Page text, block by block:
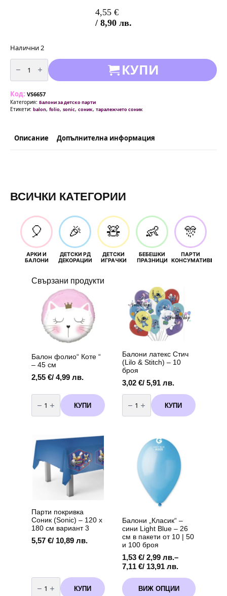
4,55 €
/ 8,90 лв.
Налични 2
количество
за
Балони
фолио
Соник
(Sonic)
-
5
КУПИ
Код: VS6657
Категория: Балони за детско парти
Етикети: balon, folio, sonic, соник, таралежчето соник
Описание Допълнителна информация
ВСИЧКИ КАТЕГОРИИ
🎈
АРКИ И
БАЛОНИ
🎉
ДЕТСКИ РД
ДЕКОРАЦИИ
🧸
ДЕТСКИ
ИГРАЧКИ
👶
БЕБЕШКИ
ПРАЗНИЦИ
🎊
ПАРТИ
КОНСУМАТИВИ
Свързани продукти
Балон фолио“ Коте “
– 45 см
2,55 €/ 4,99 лв.
количество
за
Балон
фолио"
45
см
КУПИ
Балони латекс Стич
(Lilo & Stitch) – 10
броя
3,02 €/ 5,91 лв.
количество
за
Балони
латекс
броя
КУПИ
Парти покривка
Соник (Sonic) – 120 х
180 см вариант 3
5,57 €/ 10,89 лв.
количество
за
Парти КУПИ
Балони „Класик“ –
сини Light Blue – 26
см в пакети от 10 | 50
и 100 броя
1,53 €/ 2,99 лв.–
7,11 €/ 13,91 лв.
Price
1,53 €
/
ВИЖ ОПЦИИ
This
product